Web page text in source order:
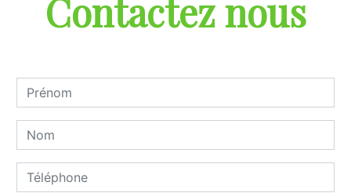
Contactez nous